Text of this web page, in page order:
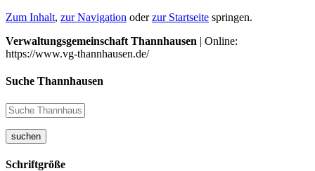
Zum Inhalt, zur Navigation oderzur Startseite springen.
Verwaltungsgemeinschaft Thannhausen | Online:
https://www.vg-thannhausen.de/
Suche Thannhausen
suchen
Schriftgröße